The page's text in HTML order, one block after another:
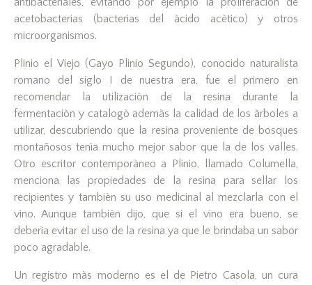
acetobacterias (bacterias del àcido acètico) y otros
microorganismos.
Plinio el Viejo (Gayo Plinio Segundo), conocido naturalista
romano del siglo I de nuestra era, fue el primero en
recomendar la utilizaciòn de la resina durante la
fermentaciòn y catalogò ademàs la calidad de los àrboles a
utilizar, descubriendo que la resina proveniente de bosques
montañosos tenìa mucho mejor sabor que la de los valles.
Otro escritor contemporàneo a Plinio, llamado Columella,
menciona las propiedades de la resina para sellar los
recipientes y tambièn su uso medicinal al mezclarla con el
vino. Aunque tambièn dijo, que si el vino era bueno, se
deberìa evitar el uso de la resina ya que le brindaba un sabor
poco agradable.
Un registro màs moderno es el de Pietro Casola, un cura